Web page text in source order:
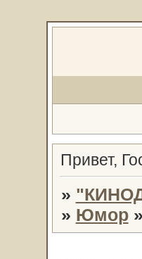
Привет,
»
» Юмор »